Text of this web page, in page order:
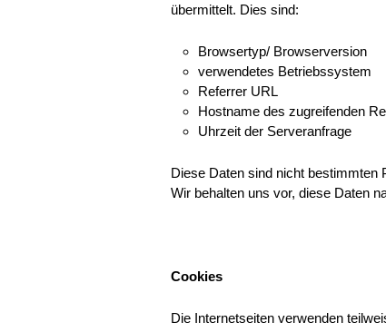
übermittelt. Dies sind:
Browsertyp/ Browserversion
verwendetes Betriebssystem
Referrer URL
Hostname des zugreifenden
Uhrzeit der Serveranfrage
Diese Daten sind nicht bestimmten
Wir behalten uns vor, diese Daten
Cookies
Die Internetseiten verwenden